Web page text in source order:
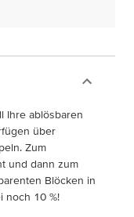
Ihre ablösbaren
über
Zum
und dann zum
Blöcken in
noch 10 %!